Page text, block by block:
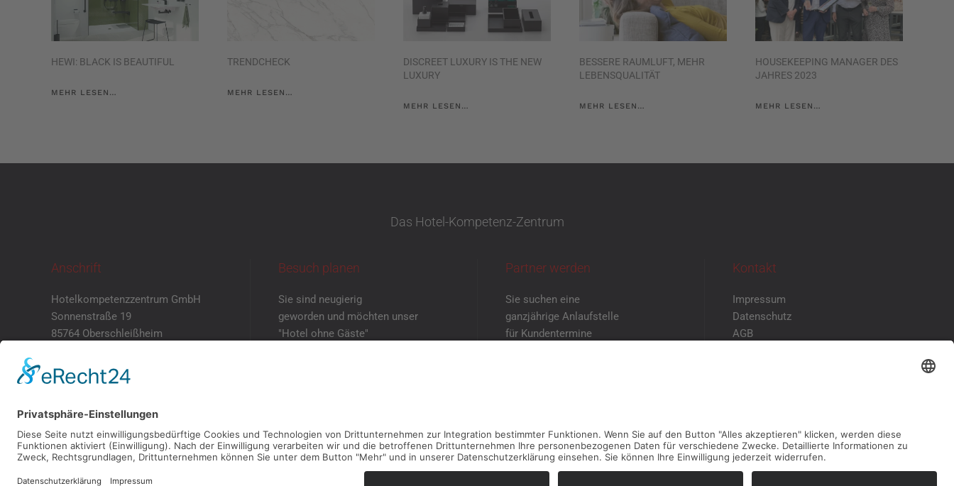
HEWI: BLACK IS BEAUTIFUL
MEHR LESEN…
TRENDCHECK
MEHR LESEN…
DISCREET LUXURY IS THE NEW
LUXURY
MEHR LESEN…
BESSERE RAUMLUFT, MEHR
LEBENSQUALITÄT
MEHR LESEN…
HOUSEKEEPING MANAGER DES
JAHRES 2023
MEHR LESEN…
Das Hotel-Kompetenz-Zentrum
Anschrift
Hotelkompetenzzentrum GmbH
Sonnenstraße 19
85764 Oberschleißheim
+49 89 5505 212 – 69
e
Besuch planen
Sie sind neugierig
geworden und möchten unser
"Hotel ohne Gäste"
Partner werden
Sie suchen eine
ganzjährige Anlaufstelle
für Kundentermine
Kontakt
Impressum
Datenschutz
AGB